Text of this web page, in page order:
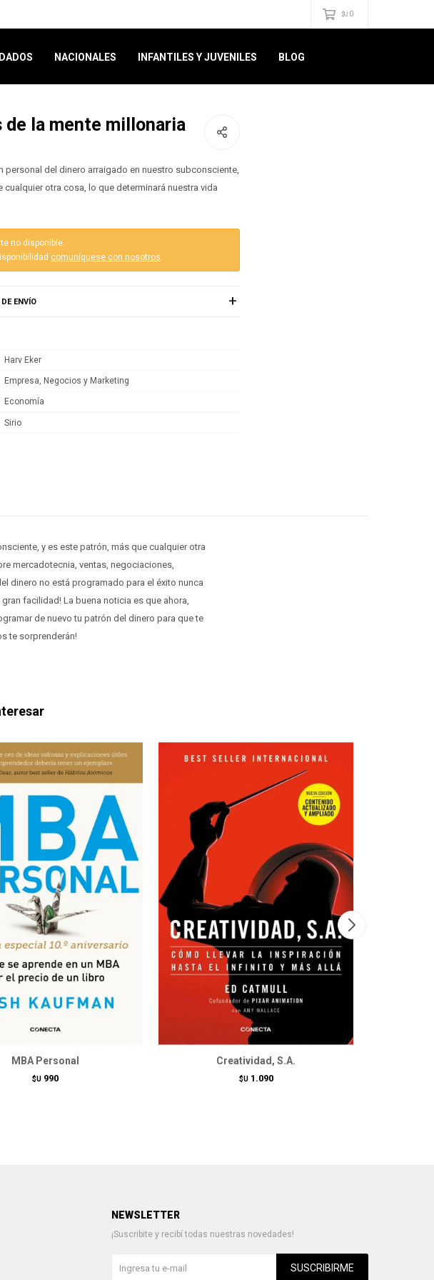
NACIONALES INFANTILES Y JUVENILES BLOG
$U 0
de la mente millonaria
personal del dinero arraigado en nuestro subconsciente,
cualquier otra cosa, lo que determinará nuestra vida
no disponible.
comuníquese con nosotros.
ENVÍO
Harv Eker
Empresa, Negocios y Marketing
Economía
Sirio
y es este patrón, más que cualquier otra
mercadotecnia, ventas, negociaciones,
dinero no está programado para el éxito nunca
facilidad! La buena noticia es que ahora,
de nuevo tu patrón del dinero para que te
te sorprenderán!
MBA Personal
$U 990
Creatividad, S.A.
$U 1.090
NEWSLETTER
¡Suscribite y recibí todas nuestras novedades!
SUSCRIBIRME